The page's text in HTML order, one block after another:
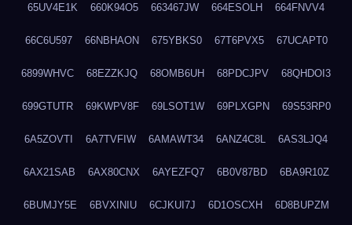
65UV4E1K 660K94O5 663467JW 664ESOLH 664FNVV4
66C6U597 66NBHAON 675YBKS0 67T6PVX5 67UCAPT0
6899WHVC 68EZZKJQ 68OMB6UH 68PDCJPV 68QHDOI3
699GTUTR 69KWPV8F 69LSOT1W 69PLXGPN 69S53RP0
6A5ZOVTI 6A7TVFIW 6AMAWT34 6ANZ4C8L 6AS3LJQ4
6AX21SAB 6AX80CNX 6AYEZFQ7 6B0V87BD 6BA9R10Z
6BUMJY5E 6BVXINIU 6CJKUI7J 6D1OSCXH 6D8BUPZM